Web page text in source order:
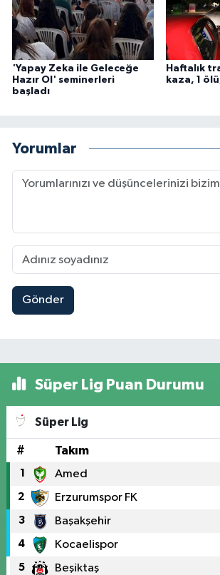
'Yapay Zeka ile Geleceğe
Hazır Ol' seminerleri
başladı
Haftalık
kaza, 1
Yorumlar
Gönder
Süper Lig Puan Durumu
Süper Lig
# Takım
1 Amed
2 Erzurumspor FK
3 Başakşehir
4 Kocaelispor
5 Beşiktaş